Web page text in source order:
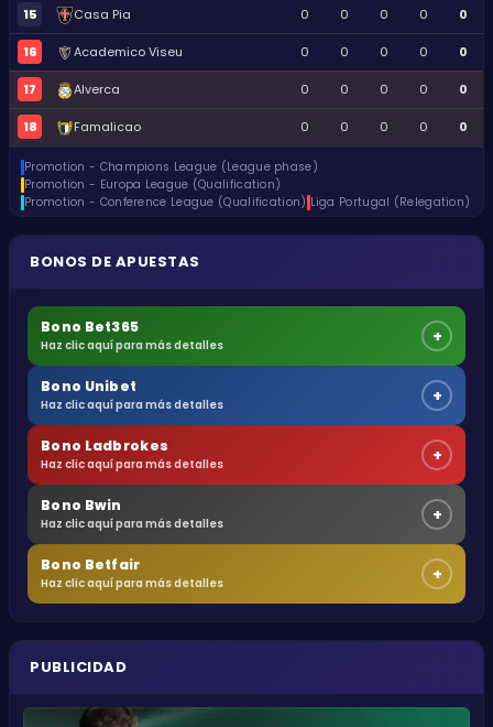
15 Casa Pia 0 0 0 0 0
16 Academico Viseu 0 0 0 0 0
17 Alverca 0 0 0 0 0
18 Famalicao 0 0 0 0 0
Promotion - Champions League (League phase)
Promotion - Europa League (Qualification)
Promotion - Conference League (Qualification) Liga Portugal (Relegation)
BONOS DE APUESTAS
Bono Bet365
Haz clic aquí para más detalles +
Bono Unibet
Haz clic aquí para más detalles +
Bono Ladbrokes
Haz clic aquí para más detalles +
Bono Bwin
Haz clic aquí para más detalles +
Bono Betfair
Haz clic aquí para más detalles +
PUBLICIDAD